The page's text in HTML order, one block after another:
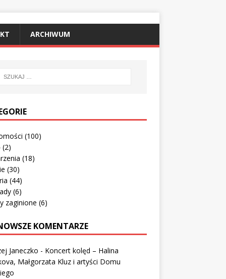
ARCHIWUM
(100)
(2)
(18)
(30)
(44)
(6)
zaginione (6)
KOMENTARZE
Janeczko - Koncert kolęd – Halina
Małgorzata Kluz i artyści Domu